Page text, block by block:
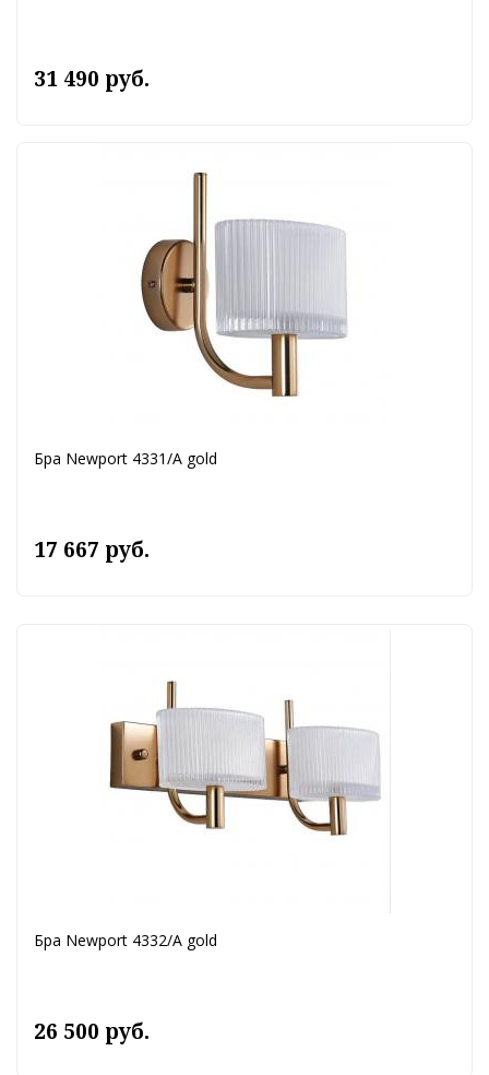
31 490 руб.
Бра Newport 4331/A gold
17 667 руб.
Бра Newport 4332/A gold
26 500 руб.